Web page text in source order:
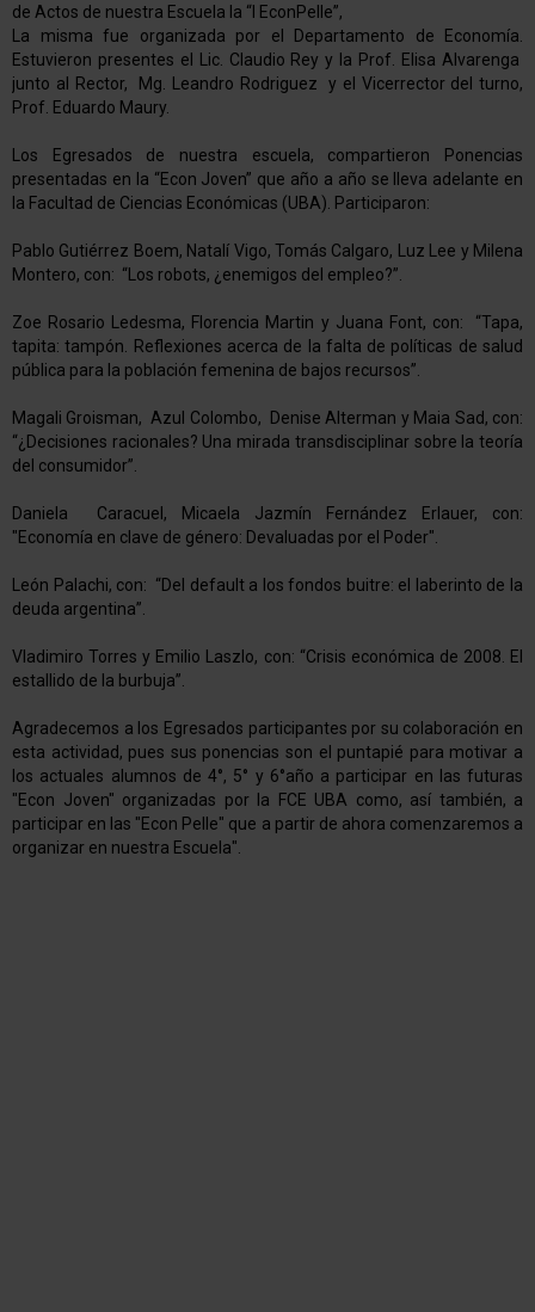
de Actos de nuestra Escuela la “I EconPelle”,
La misma fue organizada por el Departamento de Economía.
Estuvieron presentes el Lic. Claudio Rey y la Prof. Elisa Alvarenga
junto al Rector, Mg. Leandro Rodriguez y el Vicerrector del turno,
Prof. Eduardo Maury.
Los Egresados de nuestra escuela, compartieron Ponencias
presentadas en la “Econ Joven” que año a año se lleva adelante en
la Facultad de Ciencias Económicas (UBA). Participaron:
Pablo Gutiérrez Boem, Natalí Vigo, Tomás Calgaro, Luz Lee y Milena
Montero, con: “Los robots, ¿enemigos del empleo?”.
Zoe Rosario Ledesma, Florencia Martin y Juana Font, con: “Tapa,
tapita: tampón. Reflexiones acerca de la falta de políticas de salud
pública para la población femenina de bajos recursos”.
Magali Groisman, Azul Colombo, Denise Alterman y Maia Sad, con:
“¿Decisiones racionales? Una mirada transdisciplinar sobre la teoría
del consumidor”.
Daniela Caracuel, Micaela Jazmín Fernández Erlauer, con:
"Economía en clave de género: Devaluadas por el Poder".
León Palachi, con: “Del default a los fondos buitre: el laberinto de la
deuda argentina”.
Vladimiro Torres y Emilio Laszlo, con: “Crisis económica de 2008. El
estallido de la burbuja”.
Agradecemos a los Egresados participantes por su colaboración en
esta actividad, pues sus ponencias son el puntapié para motivar a
los actuales alumnos de 4°, 5° y 6°año a participar en las futuras
"Econ Joven" organizadas por la FCE UBA como, así también, a
participar en las "Econ Pelle" que a partir de ahora comenzaremos a
organizar en nuestra Escuela".